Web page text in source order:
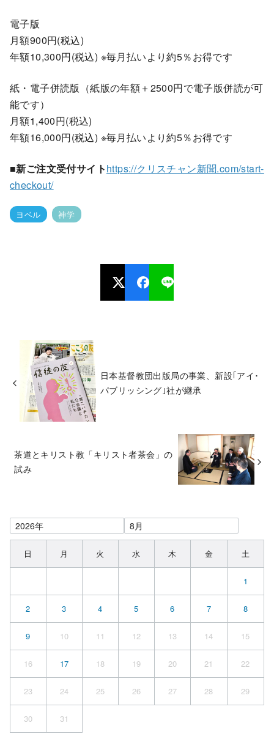
電子版
月額900円(税込)
年額10,300円(税込) ※毎月払いより約5％お得です
紙・電子併読版（紙版の年額＋2500円で電子版併読が可
能です）
月額1,400円(税込)
年額16,000円(税込) ※毎月払いより約5％お得です
■新ご注文受付サイトhttps://クリスチャン新聞.com/start-
checkout/
ヨベル 神学
日本基督教団出版局の事業、新設｢アイ･
パブリッシング｣社が継承
茶道とキリスト教「キリスト者茶会」の
試み
日 月 火 水 木 金 土
1
2 3 4 5 6 7 8
9 10 11 12 13 14 15
16 17 18 19 20 21 22
23 24 25 26 27 28 29
30 31